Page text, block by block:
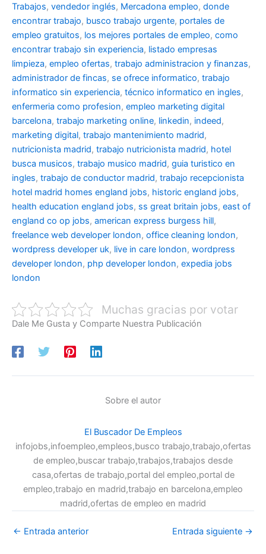
Trabajos, vendedor inglés, Mercadona empleo, donde
encontrar trabajo, busco trabajo urgente, portales de
empleo gratuitos, los mejores portales de empleo, como
encontrar trabajo sin experiencia, listado empresas
limpieza, empleo ofertas, trabajo administracion y finanzas,
administrador de fincas, se ofrece informatico, trabajo
informatico sin experiencia, técnico informatico en ingles,
enfermeria como profesion, empleo marketing digital
barcelona, trabajo marketing online, linkedin, indeed,
marketing digital, trabajo mantenimiento madrid,
nutricionista madrid, trabajo nutricionista madrid, hotel
busca musicos, trabajo musico madrid, guia turistico en
ingles, trabajo de conductor madrid, trabajo recepcionista
hotel madrid homes england jobs, historic england jobs,
health education england jobs, ss great britain jobs, east of
england co op jobs, american express burgess hill,
freelance web developer london, office cleaning london,
wordpress developer uk, live in care london, wordpress
developer london, php developer london, expedia jobs
london
Muchas gracias por votar
Dale Me Gusta y Comparte Nuestra Publicación
Sobre el autor
El Buscador De Empleos
infojobs,infoempleo,empleos,busco trabajo,trabajo,ofertas
de empleo,buscar trabajo,trabajos,trabajos desde
casa,ofertas de trabajo,portal del empleo,portal de
empleo,trabajo en madrid,trabajo en barcelona,empleo
madrid,ofertas de empleo en madrid
← Entrada anterior Entrada siguiente →